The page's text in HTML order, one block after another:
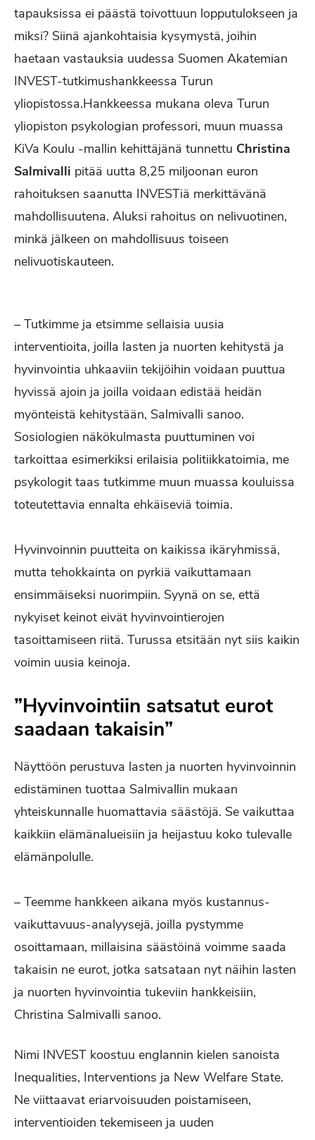
tapauksissa ei päästä toivottuun lopputulokseen ja
miksi? Siinä ajankohtaisia kysymystä, joihin
haetaan vastauksia uudessa Suomen Akatemian
INVEST-tutkimushankkeessa Turun
yliopistossa.Hankkeessa mukana oleva Turun
yliopiston psykologian professori, muun muassa
KiVa Koulu -mallin kehittäjänä tunnettu Christina
Salmivalli pitää uutta 8,25 miljoonan euron
rahoituksen saanutta INVESTiä merkittävänä
mahdollisuutena. Aluksi rahoitus on nelivuotinen,
minkä jälkeen on mahdollisuus toiseen
nelivuotiskauteen.
– Tutkimme ja etsimme sellaisia uusia
interventioita, joilla lasten ja nuorten kehitystä ja
hyvinvointia uhkaaviin tekijöihin voidaan puuttua
hyvissä ajoin ja joilla voidaan edistää heidän
myönteistä kehitystään, Salmivalli sanoo.
Sosiologien näkökulmasta puuttuminen voi
tarkoittaa esimerkiksi erilaisia politiikkatoimia, me
psykologit taas tutkimme muun muassa kouluissa
toteutettavia ennalta ehkäiseviä toimia.
Hyvinvoinnin puutteita on kaikissa ikäryhmissä,
mutta tehokkainta on pyrkiä vaikuttamaan
ensimmäiseksi nuorimpiin. Syynä on se, että
nykyiset keinot eivät hyvinvointierojen
tasoittamiseen riitä. Turussa etsitään nyt siis kaikin
voimin uusia keinoja.
”Hyvinvointiin satsatut eurot
saadaan takaisin”
Näyttöön perustuva lasten ja nuorten hyvinvoinnin
edistäminen tuottaa Salmivallin mukaan
yhteiskunnalle huomattavia säästöjä. Se vaikuttaa
kaikkiin elämänalueisiin ja heijastuu koko tulevalle
elämänpolulle.
– Teemme hankkeen aikana myös kustannus-
vaikuttavuus-analyysejä, joilla pystymme
osoittamaan, millaisina säästöinä voimme saada
takaisin ne eurot, jotka satsataan nyt näihin lasten
ja nuorten hyvinvointia tukeviin hankkeisiin,
Christina Salmivalli sanoo.
Nimi INVEST koostuu englannin kielen sanoista
Inequalities, Interventions ja New Welfare State.
Ne viittaavat eriarvoisuuden poistamiseen,
interventioiden tekemiseen ja uuden